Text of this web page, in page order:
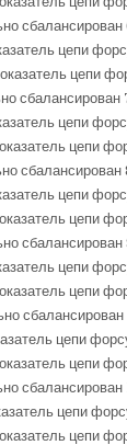
сбалансирован
цепи
цепи
сбалансирован
цепи
цепи
сбалансирован
цепи
цепи
сбалансирован
цепи
цепи
сбалансирован
цепи
цепи
сбалансирован
цепи
цепи